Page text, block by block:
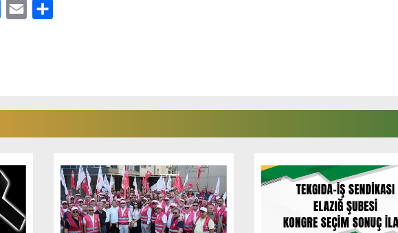
Messenger
Email